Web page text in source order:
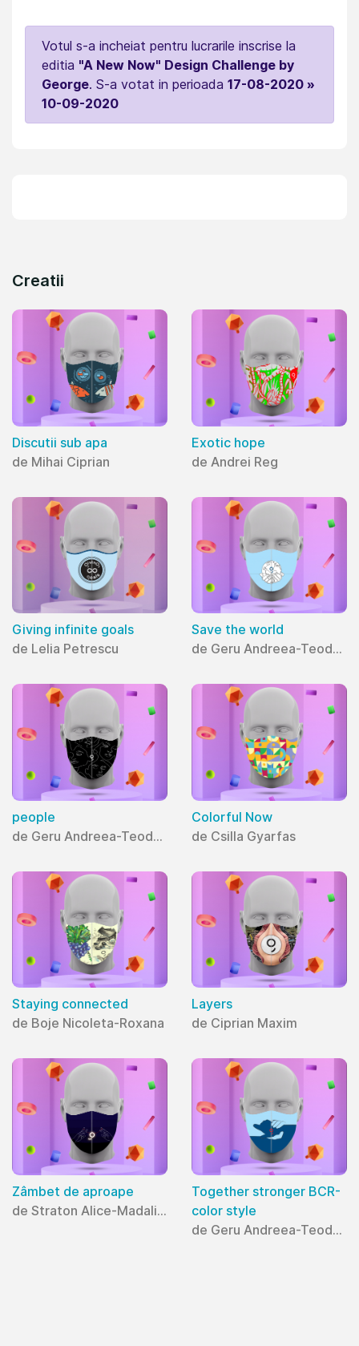
Votul s-a incheiat pentru lucrarile inscrise la
editia "A New Now" Design Challenge by
George. S-a votat in perioada 17-08-2020 »
10-09-2020
Creatii
Discutii sub apa
de Mihai Ciprian
Exotic hope
de Andrei Reg
Giving infinite goals
de Lelia Petrescu
Save the world
de Geru Andreea-Teodora
people
de Geru Andreea-Teodora
Colorful Now
de Csilla Gyarfas
Staying connected
de Boje Nicoleta-Roxana
Layers
de Ciprian Maxim
Zâmbet de aproape
de Straton Alice-Madalina
Together stronger BCR-
color style
de Geru Andreea-Teodora